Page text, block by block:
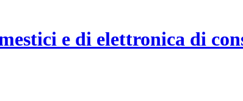
e di elettronica di